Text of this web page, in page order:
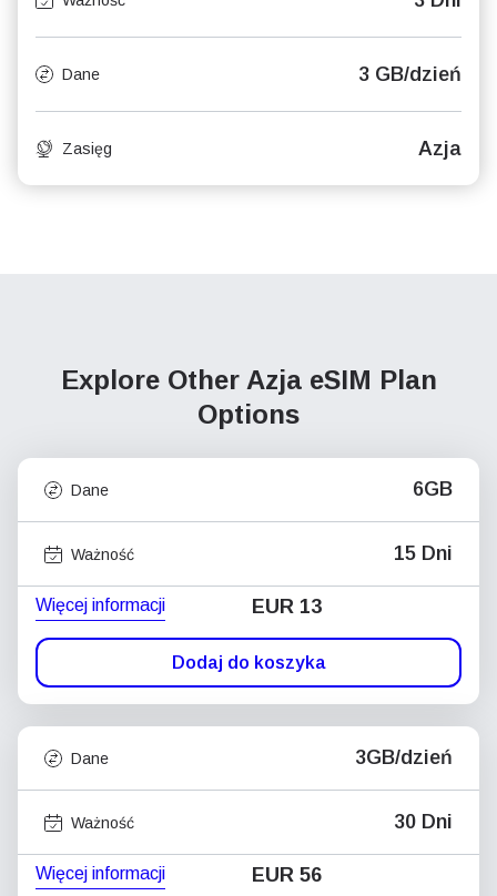
Dane 3 GB/dzień
Zasięg Azja
Explore Other Azja eSIM Plan
Options
Dane 6GB
Ważność 15 Dni
Więcej informacji EUR 13
Dodaj do koszyka
Dane 3GB/dzień
Ważność 30 Dni
Więcej informacji EUR 56